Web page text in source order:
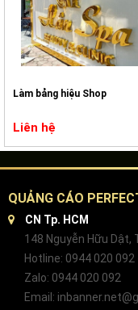
Làm bảng hiệu Shop
Liên hệ
QUẢNG CÁO
CN Tp. HCM
148 Nguyễn Hữu Dật,
Hotline: 0944 020
Zalo: 0944 020 092
Email: